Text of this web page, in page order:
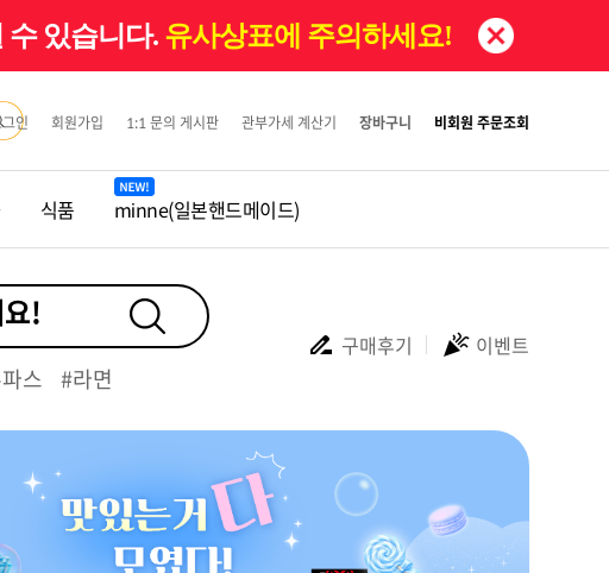
수 있습니다. 유사상표에 주의하세요!
식품 minne(일본핸드메이드)
인 회원가입 1:1 문의 게시판 관부가세 계산기 장바구니 비회원 주문조회
스 #라면
구매후기 이벤트